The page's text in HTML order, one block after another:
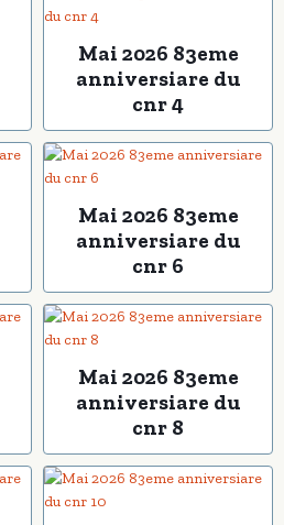
Mai 2026 83eme
anniversiare du
cnr 4
Mai 2026 83eme
anniversiare du
cnr 6
Mai 2026 83eme
anniversiare du
cnr 8